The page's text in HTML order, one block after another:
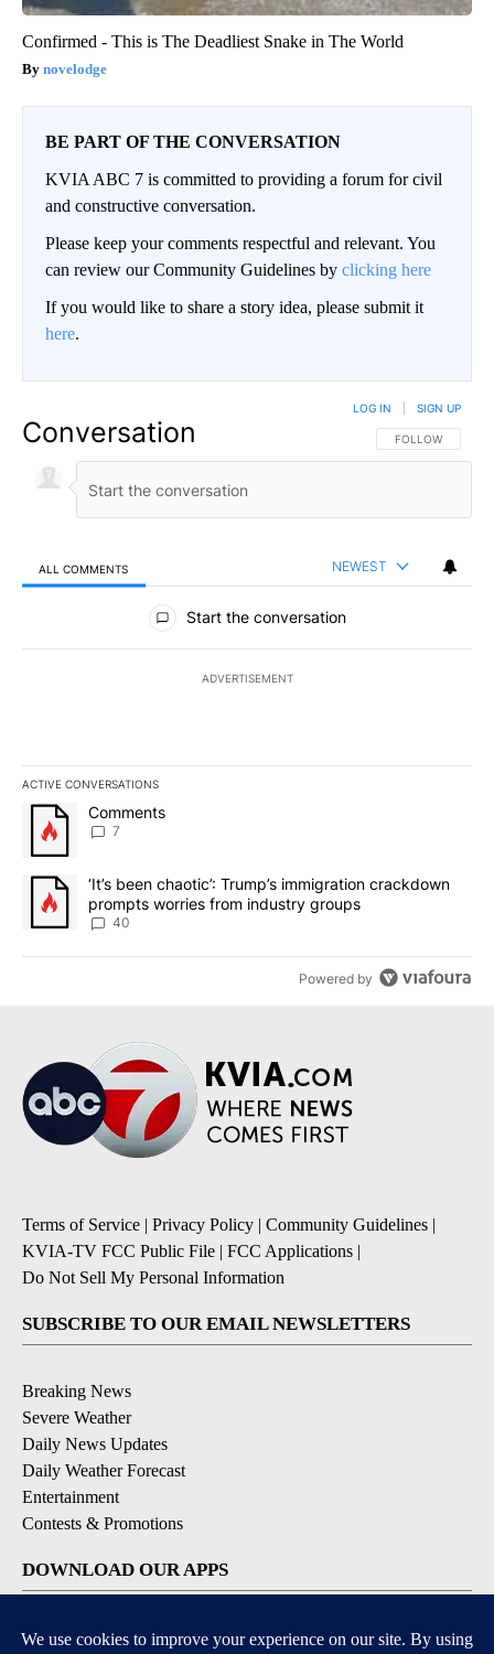
Confirmed - This is The Deadliest Snake in The World
novelodge
BE PART OF THE CONVERSATION
KVIA ABC 7 is committed to providing a forum for civil
and constructive conversation.
Please keep your comments respectful and relevant. You
can review our Community Guidelines by clicking here
If you would like to share a story idea, please submit it
here.
Conversation FOLLOW THIS
FOLLOW
LOG IN SIGN UP
ALL COMMENTS NEWEST
All Comments
Start the conversation
ADVERTISEMENT
ACTIVE CONVERSATIONS
The following is a list of the most commented articles in the last
A trending article titled "Comments" with 7 comments.
Comments
7
A trending article titled "‘It’s been chaotic’: Trump’s
‘It’s been chaotic’: Trump’s immigration crackdown
prompts worries from industry groups
40
Powered by
Terms of Service | Privacy Policy | Community Guidelines |
KVIA-TV FCC Public File | FCC Applications |
Do Not Sell My Personal Information
SUBSCRIBE TO OUR EMAIL NEWSLETTERS
Breaking News
Severe Weather
Daily News Updates
Daily Weather Forecast
Entertainment
Contests & Promotions
DOWNLOAD OUR APPS
Available for iOS and Android